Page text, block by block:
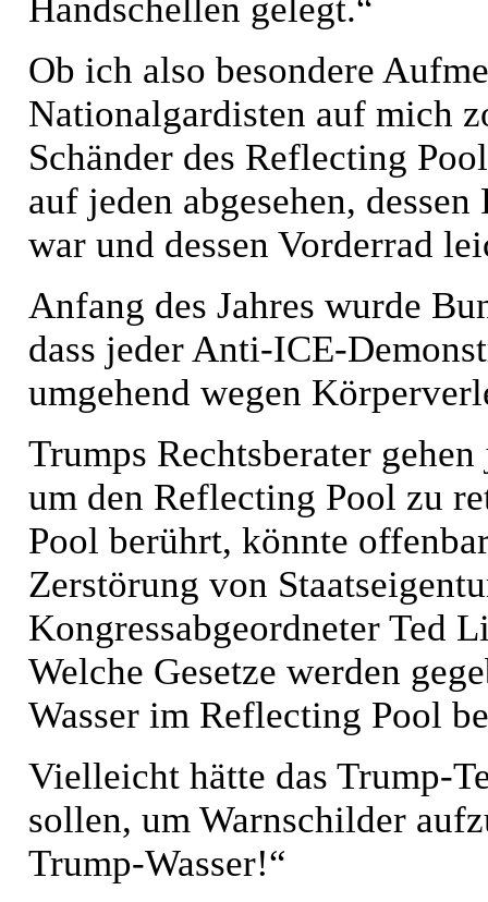
Handschellen gelegt.“
Ob ich also besondere
Nationalgardisten auf mich
Schänder des Reflecting
auf jeden abgesehen,
war und dessen Vorderrad
Anfang des Jahres wurde
dass jeder Anti-ICE-
umgehend wegen
Trumps Rechtsberater
um den Reflecting Pool zu
Pool berührt, könnte
Zerstörung von
Kongressabgeordneter Ted
Welche Gesetze werden
Wasser im Reflecting Pool
Vielleicht hätte das Trump-
sollen, um Warnschilder
Trump-Wasser!“